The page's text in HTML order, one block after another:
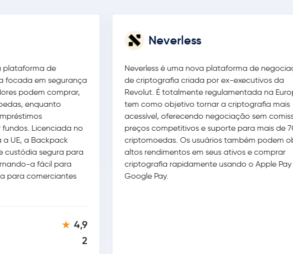
plataforma de
focada em segurança
podem comprar,
enquanto
Licenciada no
UE, a Backpack
custódia segura para
a fácil para
para comerciantes
4,9
2
Neverless
Neverless é uma nova plataforma de
de criptografia criada por ex-executivos da
Revolut. É totalmente regulamentada na
tem como objetivo tornar a criptografia mais
acessível, oferecendo negociação sem
preços competitivos e suporte para mais de
criptomoedas. Os usuários também podem
altos rendimentos em seus ativos e comprar
criptografia rapidamente usando o Apple
Google Pay.